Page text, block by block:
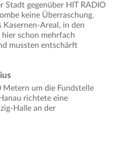
Stadt gegenüber HIT RADIO
keine Überraschung.
Kasernen-Areal, in den
schon mehrfach
mussten entschärft
Metern um die Fundstelle
richtete eine
Halle an der